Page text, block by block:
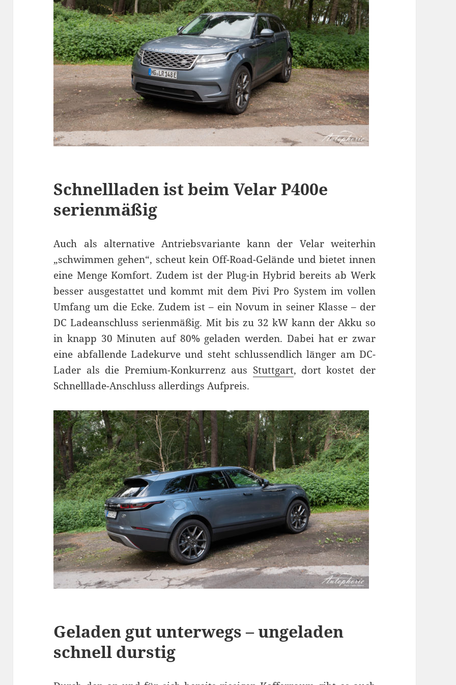
Schnellladen ist beim Velar P400e
serienmäßig
Auch als alternative Antriebsvariante kann der Velar weiterhin
„schwimmen gehen“, scheut kein Off-Road-Gelände und bietet innen
eine Menge Komfort. Zudem ist der Plug-in Hybrid bereits ab Werk
besser ausgestattet und kommt mit dem Pivi Pro System im vollen
Umfang um die Ecke. Zudem ist – ein Novum in seiner Klasse – der
DC Ladeanschluss serienmäßig. Mit bis zu 32 kW kann der Akku so
in knapp 30 Minuten auf 80% geladen werden. Dabei hat er zwar
eine abfallende Ladekurve und steht schlussendlich länger am DC-
Lader als die Premium-Konkurrenz aus Stuttgart, dort kostet der
Schnelllade-Anschluss allerdings Aufpreis.
Geladen gut unterwegs – ungeladen
schnell durstig